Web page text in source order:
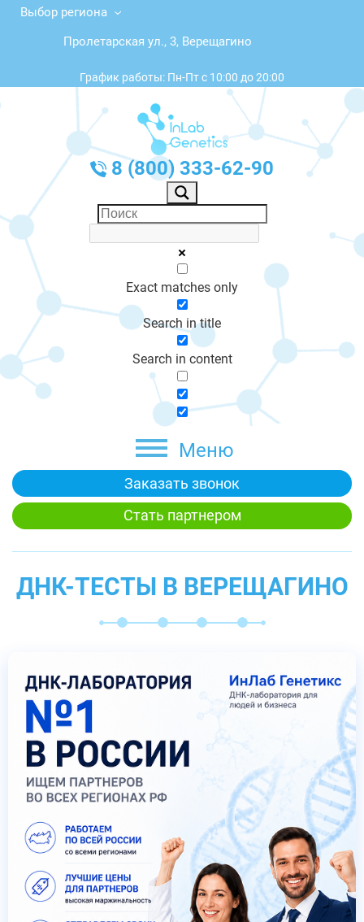
Выбор региона
Пролетарская ул., 3, Верещагино
График работы: Пн-Пт с 10:00 до 20:00
8 (800) 333-62-90
Exact matches only
Search in title
Search in content
Меню
Заказать звонок
Стать партнером
ДНК-ТЕСТЫ В ВЕРЕЩАГИНО